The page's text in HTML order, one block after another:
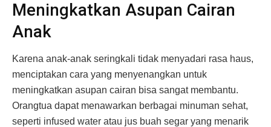
Meningkatkan Asupan Cairan
Anak
Karena anak-anak seringkali tidak menyadari rasa haus,
menciptakan cara yang menyenangkan untuk
meningkatkan asupan cairan bisa sangat membantu.
Orangtua dapat menawarkan berbagai minuman sehat,
seperti infused water atau jus buah segar yang menarik